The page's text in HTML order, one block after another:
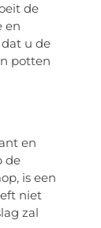
de
en
u de
potten
en
de
is een
niet
zal